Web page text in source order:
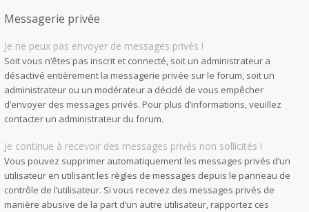
Messagerie privée
Je ne peux pas envoyer de messages privés !
Soit vous n’êtes pas inscrit et connecté, soit un administrateur a
désactivé entièrement la messagerie privée sur le forum, soit un
administrateur ou un modérateur a décidé de vous empêcher
d’envoyer des messages privés. Pour plus d’informations, veuillez
contacter un administrateur du forum.
Je continue à recevoir des messages privés non sollicités !
Vous pouvez supprimer automatiquement les messages privés d’un
utilisateur en utilisant les règles de messages depuis le panneau de
contrôle de l’utilisateur. Si vous recevez des messages privés de
manière abusive de la part d’un autre utilisateur, rapportez ces